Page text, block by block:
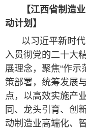
【江西省制造
动计划】
以习近平新时
入贯彻党的二十大
展理念，聚焦“作示
策部署，统筹发展
点，以高效实施产
同、龙头引育、创
动制造业高端化、